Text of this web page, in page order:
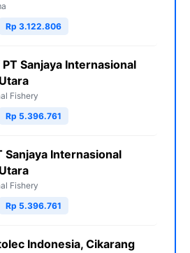
Rp 3.122.806
Sanjaya Internasional
Fishery
Rp 5.396.761
Sanjaya Internasional
Fishery
Rp 5.396.761
Indonesia, Cikarang